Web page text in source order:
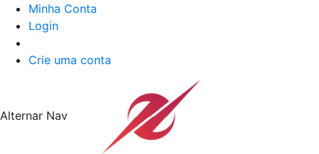
Minha Conta
Login
Crie uma conta
Alternar Nav